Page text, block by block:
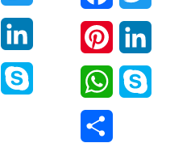
Pinterest
WhatsApp
Pinterest
WhatsApp